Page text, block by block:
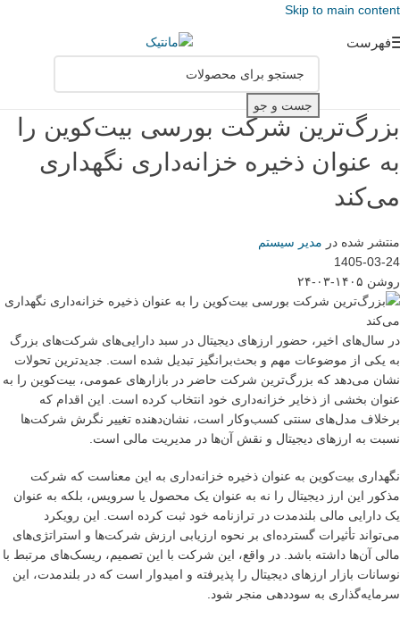
Skip to main content
فهرست
جست و جو
بزرگ‌ترین شرکت بورسی بیت‌کوین را
به عنوان ذخیره خزانه‌داری نگهداری
می‌کند
منتشر شده در مدیر سیستم
1405-03-24
روشن ۱۴۰۵-۰۳-۲۴
در سال‌های اخیر، حضور ارزهای دیجیتال در سبد دارایی‌های شرکت‌های بزرگ
به یکی از موضوعات مهم و بحث‌برانگیز تبدیل شده است. جدیدترین تحولات
نشان می‌دهد که بزرگ‌ترین شرکت حاضر در بازارهای عمومی، بیت‌کوین را به
عنوان بخشی از ذخایر خزانه‌داری خود انتخاب کرده است. این اقدام که
برخلاف مدل‌های سنتی کسب‌وکار است، نشان‌دهنده تغییر نگرش شرکت‌ها
نسبت به ارزهای دیجیتال و نقش آن‌ها در مدیریت مالی است.
نگهداری بیت‌کوین به عنوان ذخیره خزانه‌داری به این معناست که شرکت
مذکور این ارز دیجیتال را نه به عنوان یک محصول یا سرویس، بلکه به عنوان
یک دارایی مالی بلندمدت در ترازنامه خود ثبت کرده است. این رویکرد
می‌تواند تأثیرات گسترده‌ای بر نحوه ارزیابی ارزش شرکت‌ها و استراتژی‌های
مالی آن‌ها داشته باشد. در واقع، این شرکت با این تصمیم، ریسک‌های مرتبط با
نوسانات بازار ارزهای دیجیتال را پذیرفته و امیدوار است که در بلندمدت، این
سرمایه‌گذاری به سوددهی منجر شود.